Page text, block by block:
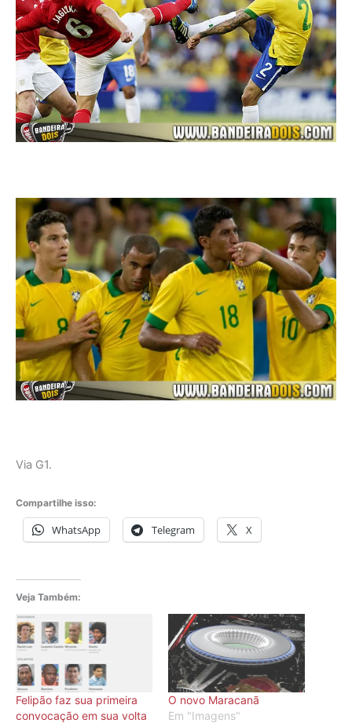
Via G1.
Compartilhe isso:
WhatsApp Telegram X
Veja Também:
Felipão faz sua primeira
convocação em sua volta
O novo Maracanã
Em "Imagens"